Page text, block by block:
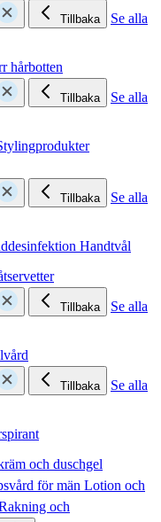
Tillbaka
Se alla
hårbotten
Tillbaka
Se alla
Tillbaka
Se alla
Handtvål
Tillbaka
Se alla
Tillbaka
Se alla
och duschgel
för män Lotion och
och